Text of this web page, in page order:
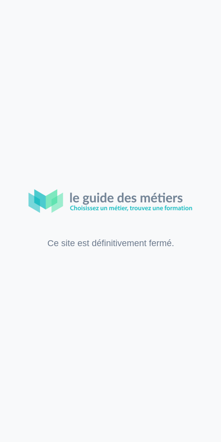
Ce site est définitivement fermé.